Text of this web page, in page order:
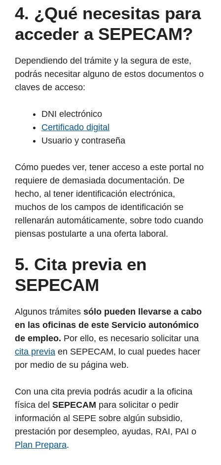
4. ¿Qué necesitas para
acceder a SEPECAM?
Dependiendo del trámite y la segura de este,
podrás necesitar alguno de estos documentos o
claves de acceso:
DNI electrónico
Certificado digital
Usuario y contraseña
Cómo puedes ver, tener acceso a este portal no
requiere de demasiada documentación. De
hecho, al tener identificación electrónica,
muchos de los campos de identificación se
rellenarán automáticamente, sobre todo cuando
piensas postularte a una oferta laboral.
5. Cita previa en
SEPECAM
Algunos trámites sólo pueden llevarse a cabo
en las oficinas de este Servicio autonómico
de empleo. Por ello, es necesario solicitar una
cita previa en SEPECAM, lo cual puedes hacer
por medio de su página web.
Con una cita previa podrás acudir a la oficina
física del SEPECAM para solicitar o pedir
información al SEPE sobre algún subsidio,
prestación por desempleo, ayudas, RAI, PAI o
Plan Prepara.